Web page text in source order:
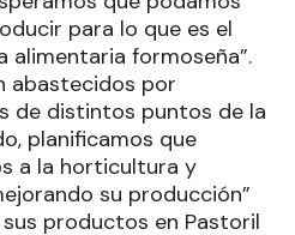
para lo que es el
alimentaria formoseña”.
abastecidos por
de distintos puntos de la
planificamos que
a la horticultura y
su producción”
productos en Pastoril